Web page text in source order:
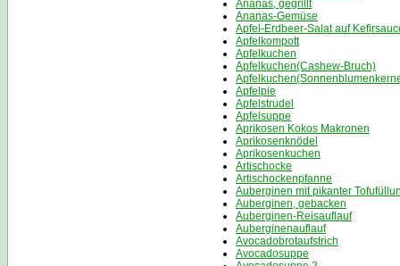
Ananas, gegrillt
Ananas-Gemüse
Apfel-Erdbeer-Salat auf
Apfelkompott
Apfelkuchen
Apfelkuchen(Cashew-Bruch)
Apfelpie
Apfelstrudel
Apfelsuppe
Aprikosen Kokos Makronen
Aprikosenknödel
Aprikosenkuchen
Artischocke
Artischockenpfanne
Auberginen mit pikanter
Auberginen, gebacken
Auberginen-Reisauflauf
Auberginenauflauf
Avocadobrotaufstrich
Avocadosuppe